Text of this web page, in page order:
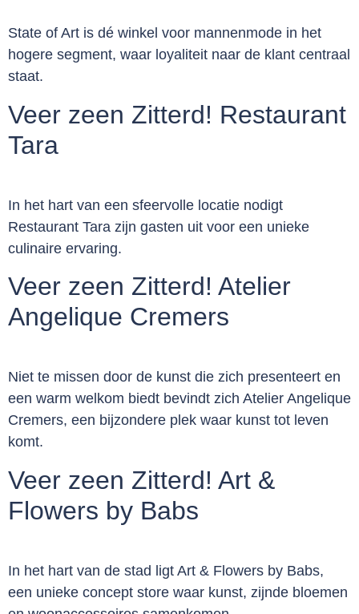
State of Art is dé winkel voor mannenmode in het
hogere segment, waar loyaliteit naar de klant centraal
staat.
Veer zeen Zitterd! Restaurant
Tara
In het hart van een sfeervolle locatie nodigt
Restaurant Tara zijn gasten uit voor een unieke
culinaire ervaring.
Veer zeen Zitterd! Atelier
Angelique Cremers
Niet te missen door de kunst die zich presenteert en
een warm welkom biedt bevindt zich Atelier Angelique
Cremers, een bijzondere plek waar kunst tot leven
komt.
Veer zeen Zitterd! Art &
Flowers by Babs
In het hart van de stad ligt Art & Flowers by Babs,
een unieke concept store waar kunst, zijnde bloemen